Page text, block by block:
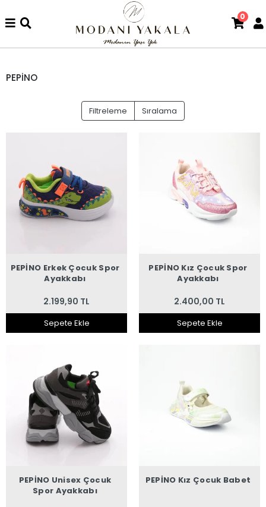
0
PEPİNO
Filtreleme Sıralama
PEPİNO Erkek Çocuk Spor
Ayakkabı
2.199,90 TL
Sepete Ekle
PEPİNO Kız Çocuk Spor
Ayakkabı
2.400,00 TL
Sepete Ekle
PEPİNO Unisex Çocuk
Spor Ayakkabı
PEPİNO Kız Çocuk Babet